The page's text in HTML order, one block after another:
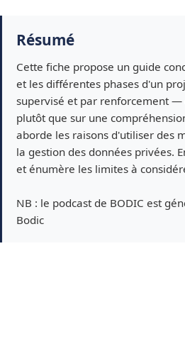
Résumé
Cette fiche propose un guide
et les différentes phases d'un
supervisé et par renforcement —
plutôt que sur une
aborde les raisons d'utiliser des
la gestion des données privées.
et énumère les limites à
NB : le podcast de BODIC est
Bodic